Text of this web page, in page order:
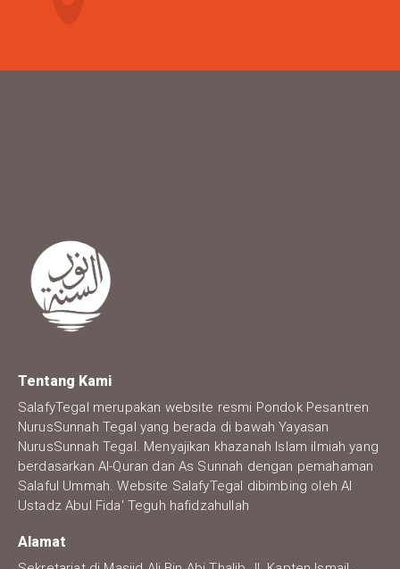
Tentang Kami
SalafyTegal merupakan website resmi Pondok Pesantren
NurusSunnah Tegal yang berada di bawah Yayasan
NurusSunnah Tegal. Menyajikan khazanah Islam ilmiah yang
berdasarkan Al-Quran dan As Sunnah dengan pemahaman
Salaful Ummah. Website SalafyTegal dibimbing oleh Al
Ustadz Abul Fida' Teguh hafidzahullah
Alamat